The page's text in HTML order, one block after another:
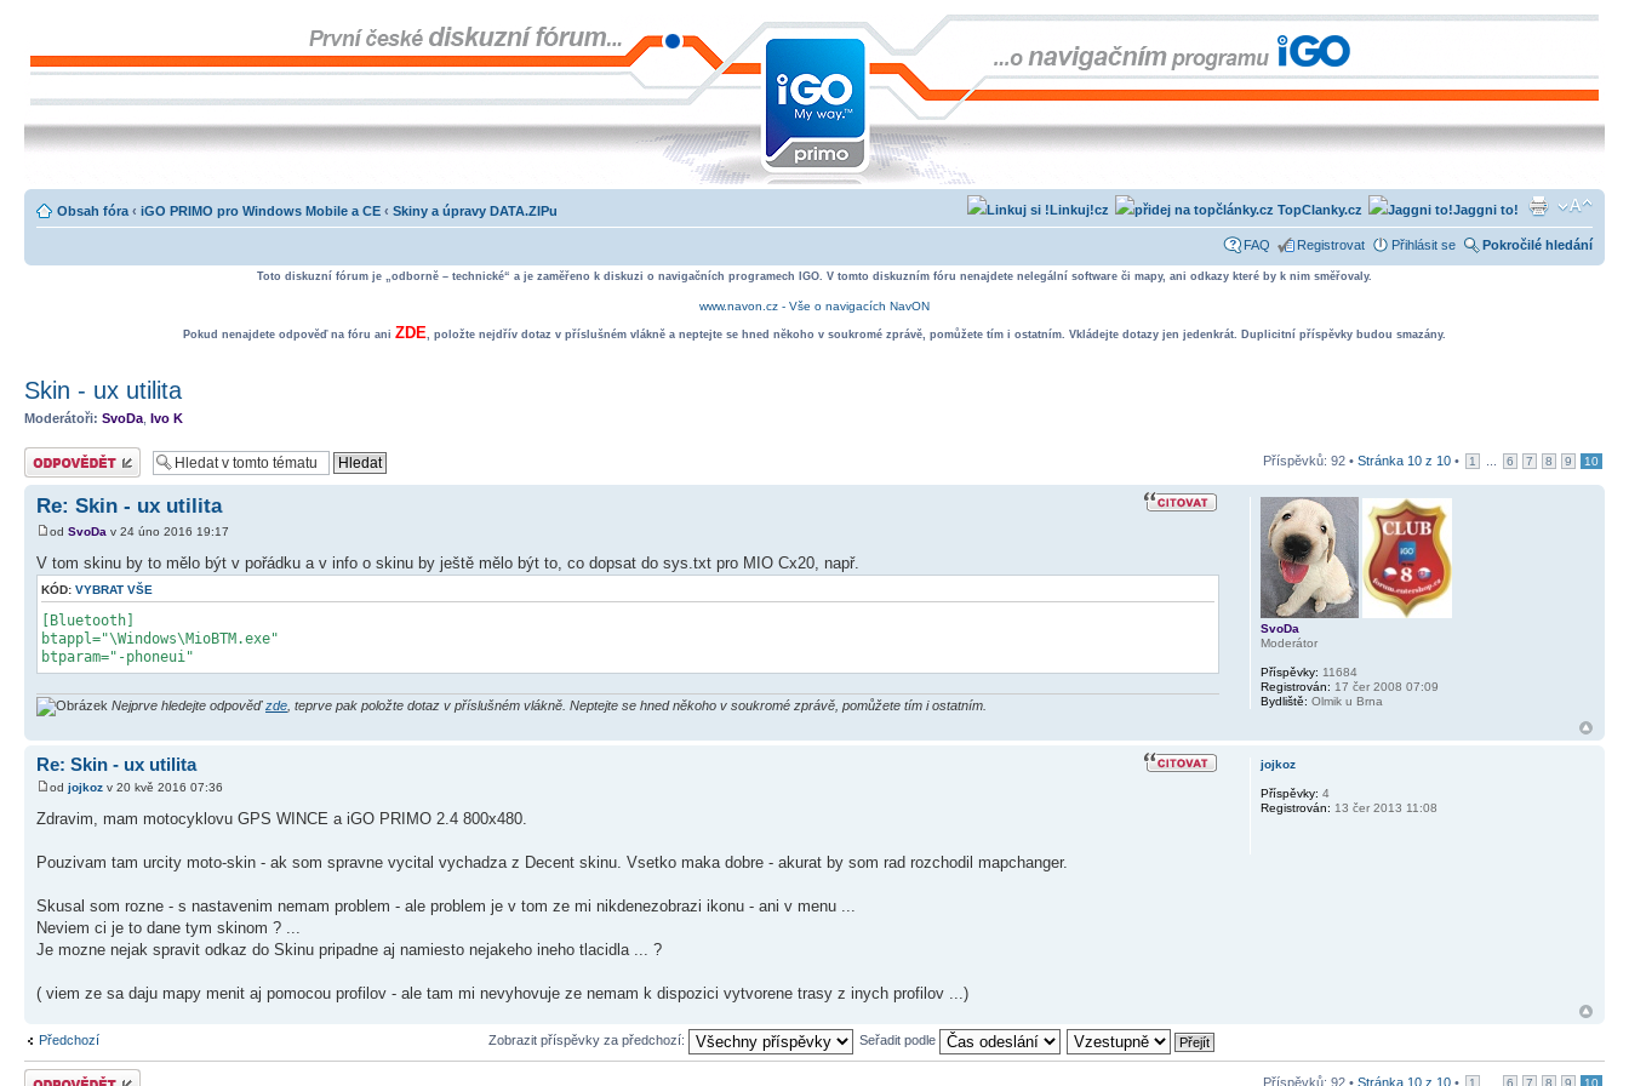
Obsah fóra ‹ iGO PRIMO pro Windows Mobile a CE ‹ Skiny a úpravy DATA.ZIPu Jaggni to!
TopClanky.cz
Linkuj!cz
FAQ Registrovat Přihlásit se Pokročilé hledání
Toto diskuzní fórum je „odborně – technické“ a je zaměřeno k diskuzi o navigačních programech IGO. V tomto diskuzním fóru nenajdete nelegální software či mapy, ani odkazy které by k nim směřovaly.
www.navon.cz - Vše o navigacích NavON
Pokud nenajdete odpověď na fóru ani ZDE, položte nejdřív dotaz v příslušném vlákně a neptejte se hned někoho v soukromé zprávě, pomůžete tím i ostatním. Vkládejte dotazy jen jedenkrát. Duplicitní příspěvky budou smazány.
Skin - ux utilita
Moderátoři: SvoDa Ivo K
Odeslat odpověď Příspěvků: 92 • Stránka 10 z 10 • 1 6 7 8 9 10
Re: Skin - ux utilita
od SvoDa v 24 úno 2016 19:17
V tom skinu by to mělo být v pořádku a v info o skinu by ještě mělo být to, co dopsat do sys.txt pro MIO Cx20, např.
KÓD: VYBRAT VŠE
[Bluetooth]
btappl="\Windows\MioBTM.exe"
btparam="-phoneui"
Nejprve hledejte odpověďzde , teprve pak položte dotaz v příslušném vlákně. Neptejte se hned někoho v soukromé zprávě, pomůžete tím i ostatním.
SvoDa
Moderátor
Příspěvky: 11684
Registrován: 17 čer 2008 07:09
Bydliště: Olmik u Brna
Re: Skin - ux utilita
od jojkoz v 20 kvě 2016 07:36
Zdravim, mam motocyklovu GPS WINCE a iGO PRIMO 2.4 800x480.
Pouzivam tam urcity moto-skin - ak som spravne vycital vychadza z Decent skinu. Vsetko maka dobre - akurat by som rad rozchodil mapchanger.
Skusal som rozne - s nastavenim nemam problem - ale problem je v tom ze mi nikdenezobrazi ikonu - ani v menu ...
Neviem ci je to dane tym skinom ? ...
Je mozne nejak spravit odkaz do Skinu pripadne aj namiesto nejakeho ineho tlacidla ... ?
( viem ze sa daju mapy menit aj pomocou profilov - ale tam mi nevyhovuje ze nemam k dispozici vytvorene trasy z inych profilov ...)
jojkoz
Příspěvky: 4
Registrován: 13 čer 2013 11:08
Předchozí Zobrazit příspěvky za předchozí: Seřadit podle
Odeslat odpověď Příspěvků: 92 • Stránka 10 z 10 • 1 6 7 8 9 10